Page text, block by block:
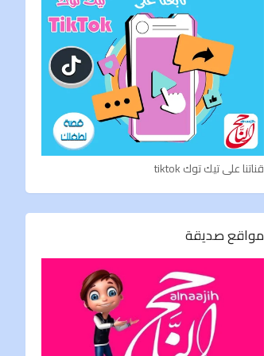
قناتنا على تيك توك tiktok
مواقع صديقة